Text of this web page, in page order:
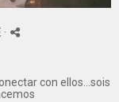
·
con ellos...sois